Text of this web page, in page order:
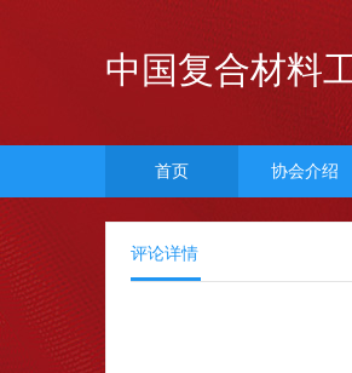
中国复合材料
首页 协会介绍
评论详情